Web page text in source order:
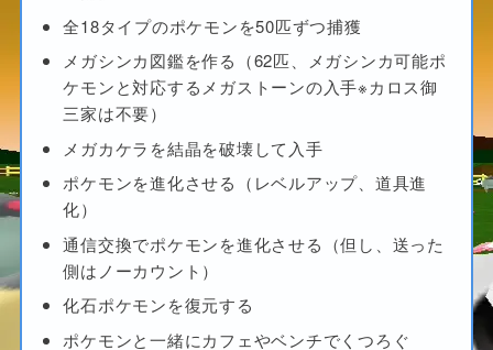
全18タイプのポケモンを50匹ずつ捕獲
メガシンカ図鑑を作る（62匹、メガシンカ可能ポ
ケモンと対応するメガストーンの入手※カロス御
三家は不要）
メガカケラを結晶を破壊して入手
ポケモンを進化させる（レベルアップ、道具進
化）
通信交換でポケモンを進化させる（但し、送った
側はノーカウント）
化石ポケモンを復元する
ポケモンと一緒にカフェやベンチでくつろぐ